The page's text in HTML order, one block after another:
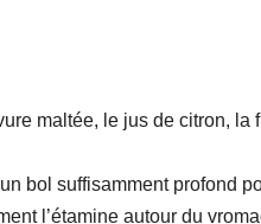
maltée, le jus de citron, la
bol suffisamment profond
l’étamine autour du